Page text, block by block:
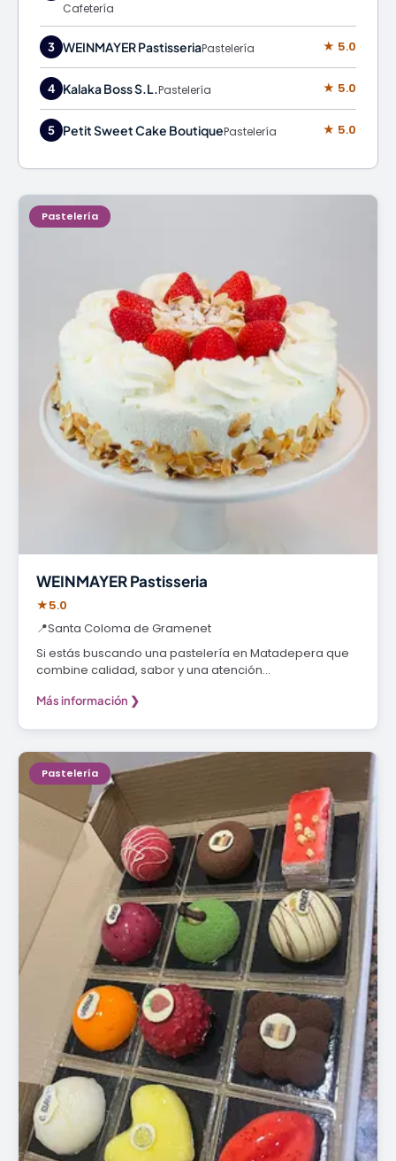
Cafetería
3 WEINMAYER PastisseriaPastelería ★ 5.0
4 Kalaka Boss S.L.Pastelería ★ 5.0
5 Petit Sweet Cake BoutiquePastelería ★ 5.0
Pastelería
WEINMAYER Pastisseria
★5.0
📍Santa Coloma de Gramenet
Si estás buscando una pastelería en Matadepera que
combine calidad, sabor y una atención…
Más información ❯
Pastelería